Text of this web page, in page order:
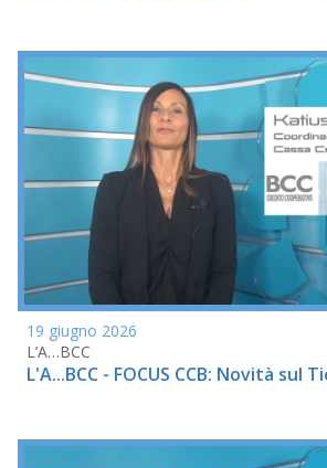
19 giugno 2026
L’A…BCC
L'A...BCC - FOCUS CCB: Novità sul